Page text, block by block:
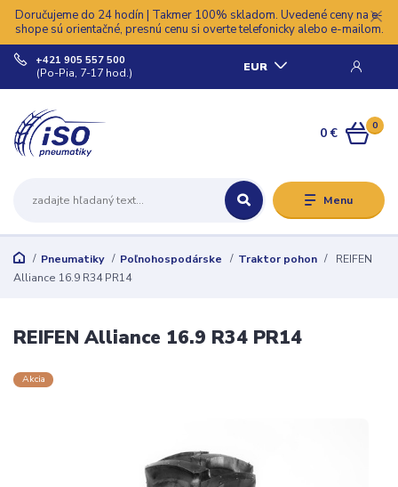
Doručujeme do 24 hodín | Takmer 100% skladom. Uvedené ceny na e-
shope sú orientačné, presnú cenu si overte telefonicky alebo e-mailom.
Menu
EUR
+421 905 557 500
(Po-Pia, 7-17 hod.)
0
0 €
Pneumatiky Poľnohospodárske Traktor pohon
REIFEN
Alliance 16.9 R34 PR14
REIFEN Alliance 16.9 R34 PR14
Akcia